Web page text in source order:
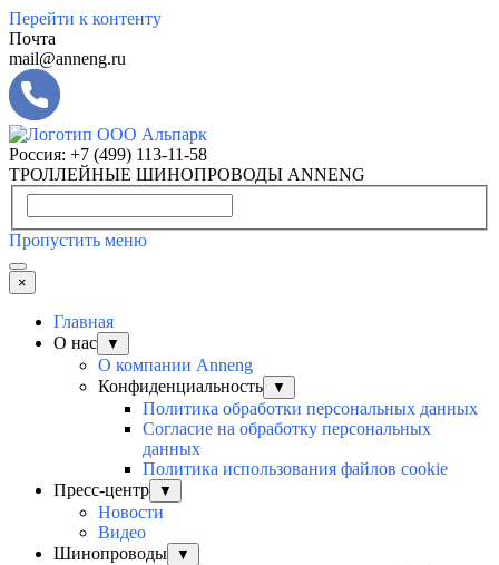
Перейти к контенту
Почта
mail@anneng.ru
Россия: +7 (499) 113-11-58
ТРОЛЛЕЙНЫЕ ШИНОПРОВОДЫ ANNENG
Пропустить меню
×
Главная
О нас
▼
О компании Anneng
Конфиденциальность
▼
Политика обработки персональных данных
Согласие на обработку персональных
данных
Политика использования файлов cookie
Пресс-центр
▼
Новости
Видео
Шинопроводы
▼